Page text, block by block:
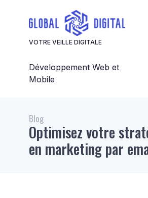
VOTRE VEILLE DIGITALE
Développement Web et
Mobile
Blog
Optimisez votre
en marketing par